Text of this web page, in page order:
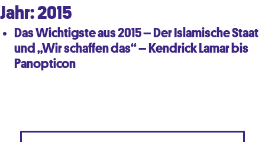
Jahr:2015
Das Wichtigste aus 2015 – Der Islamische Staat
und „Wir schaffen das“ – Kendrick Lamar bis
Panopticon